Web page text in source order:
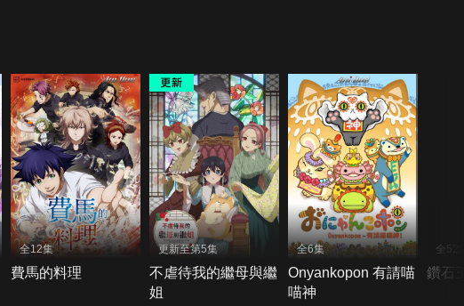
全12集
費馬的料理
更新至第5集
不虐待我的繼母與繼
姐
全6集
Onyankopon 有請喵
喵神
全52
鑽石